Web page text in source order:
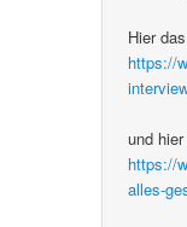
Hier
https://
und
https://
alles-